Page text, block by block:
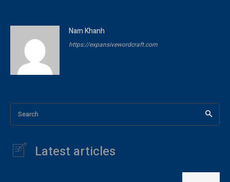
Nam Khanh
https://expansivewordcraft.com
Search
Latest articles